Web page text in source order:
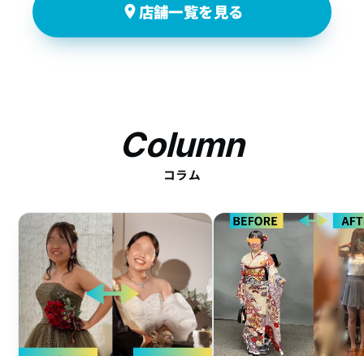
店舗一覧を見る
Column
コラム